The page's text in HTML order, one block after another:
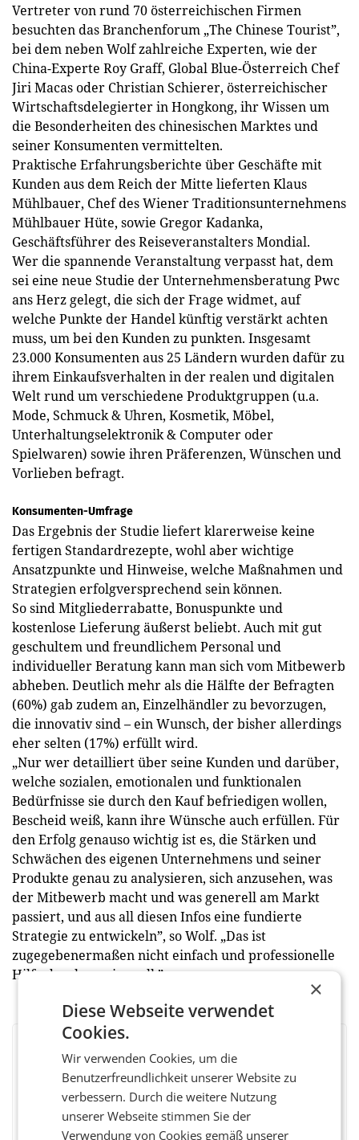
Vertreter von rund 70 österreichischen Firmen
besuchten das Branchenforum „The Chinese Tourist”,
bei dem neben Wolf zahlreiche Experten, wie der
China-Experte Roy Graff, Global Blue-Österreich Chef
Jiri Macas oder Christian Schierer, österreichischer
Wirtschaftsdelegierter in Hongkong, ihr Wissen um
die Besonderheiten des chinesischen Marktes und
seiner Konsumenten vermittelten.
Praktische Erfahrungsberichte über Geschäfte mit
Kunden aus dem Reich der Mitte lieferten Klaus
Mühlbauer, Chef des Wiener Traditionsunternehmens
Mühlbauer Hüte, sowie Gregor Kadanka,
Geschäftsführer des Reiseveranstalters Mondial.
Wer die spannende Veranstaltung verpasst hat, dem
sei eine neue Studie der Unternehmens­beratung Pwc
ans Herz gelegt, die sich der Frage widmet, auf
welche Punkte der Handel künftig ver­stärkt achten
muss, um bei den Kunden zu punkten. Insgesamt
23.000 Konsumenten aus 25 Ländern wurden dafür zu
ihrem Einkaufsverhalten in der realen und digitalen
Welt rund um verschiedene Produktgruppen (u.a.
Mode, Schmuck & Uhren, Kosmetik, Möbel,
Unterhaltungselektronik & Computer oder
Spielwaren) sowie ihren Präferenzen, Wünschen und
Vorlieben befragt.
Konsumenten-Umfrage
Das Ergebnis der Studie liefert klarerweise keine
fertigen Standardrezepte, wohl aber wichtige
Ansatzpunkte und Hinweise, welche Maßnahmen und
Strategien erfolgversprechend sein können.
So sind Mitgliederrabatte, Bonus­punkte und
kostenlose Lieferung äußerst beliebt. Auch mit gut
geschultem und freundlichem Personal und
individueller Beratung kann man sich vom Mitbewerb
abheben. Deutlich mehr als die Hälfte der Befragten
(60%) gab zudem an, Einzelhändler zu bevorzugen,
die innovativ sind – ein Wunsch, der bisher allerdings
eher selten (17%) erfüllt wird.
„Nur wer detailliert über seine Kunden und darüber,
welche sozialen, emotionalen und funktionalen
Bedürfnisse sie durch den Kauf befriedigen wollen,
Bescheid weiß, kann ihre Wünsche auch erfüllen. Für
den Erfolg genauso wichtig ist es, die Stärken und
Schwächen des eigenen Unternehmens und seiner
Produkte genau zu analysieren, sich anzusehen, was
der Mitbewerb macht und was generell am Markt
passiert, und aus all diesen Infos eine fundierte
Strategie zu entwickeln”, so Wolf. „Das ist
zugegebenermaßen nicht einfach und professionelle
Hilfe durchaus sinnvoll.”
BEWERTEN SIE DIESEN ARTIKEL
Facebook Twitter MessengerWhatsAppLinkedIn Teilen
×
Diese Webseite verwendet
Cookies.
Wir verwenden Cookies, um die
Benutzerfreundlichkeit unserer Website zu
verbessern. Durch die weitere Nutzung
unserer Webseite stimmen Sie der
Verwendung von Cookies gemäß unserer